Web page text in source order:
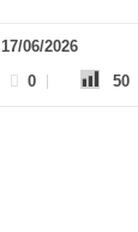
17/06/2026
0 50